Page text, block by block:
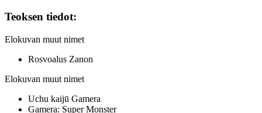
Teoksen tiedot:
Elokuvan muut nimet
Rosvoalus Zanon
Elokuvan muut nimet
Uchu kaijū Gamera
Gamera: Super Monster